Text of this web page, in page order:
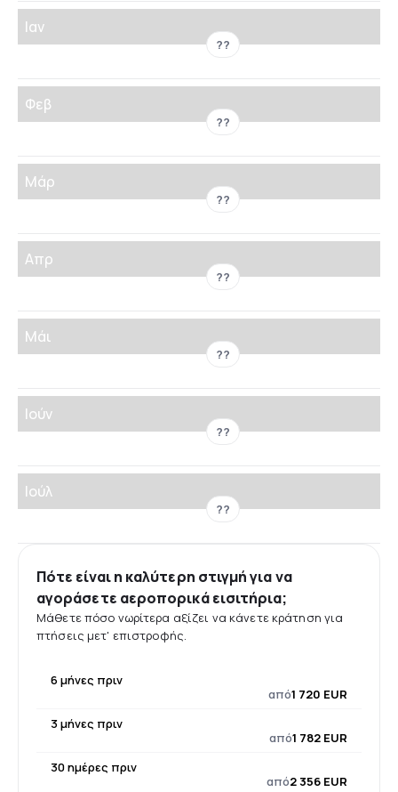
Ιαν
??
Φεβ
??
Μάρ
??
Απρ
??
Μάι
??
Ιούν
??
Ιούλ
??
Πότε είναι η καλύτερη στιγμή για να
αγοράσετε αεροπορικά εισιτήρια;
Μάθετε πόσο νωρίτερα αξίζει να κάνετε κράτηση για
πτήσεις μετ' επιστροφής.
6 μήνες πριν
από1 720 EUR
3 μήνες πριν
από1 782 EUR
30 ημέρες πριν
από2 356 EUR